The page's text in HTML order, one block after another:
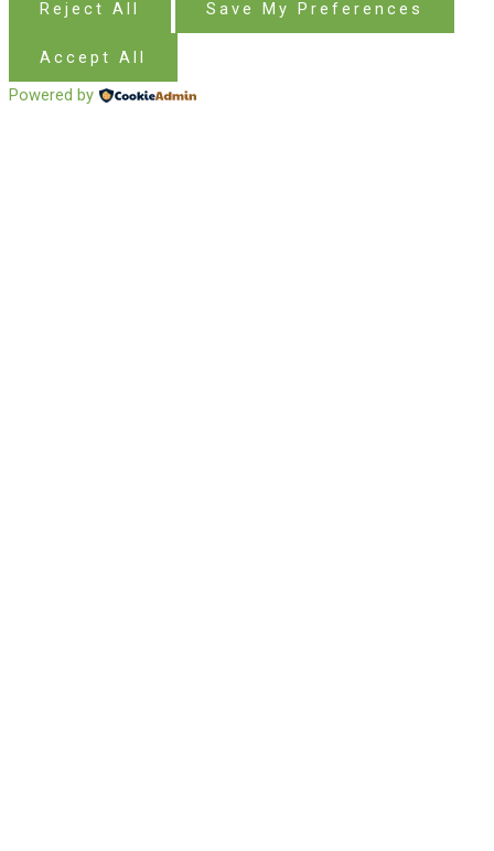
Reject All Save My Preferences
Accept All
Powered by